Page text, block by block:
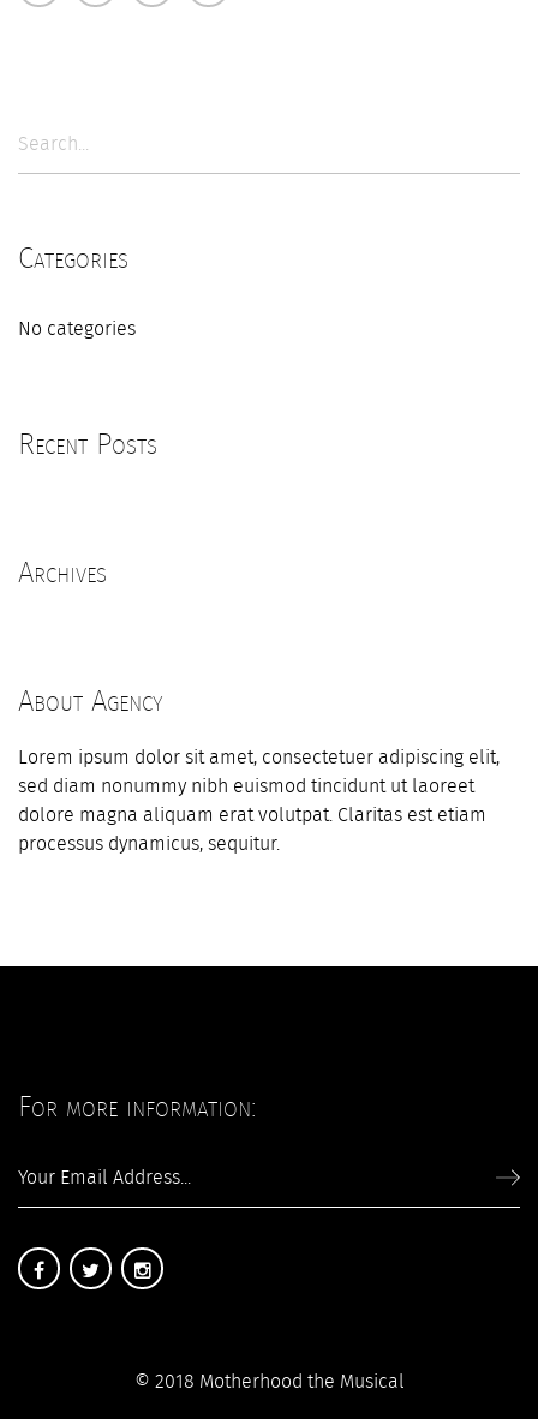
Categories
No categories
Recent Posts
Archives
About Agency
Lorem ipsum dolor sit amet, consectetuer adipiscing elit,
sed diam nonummy nibh euismod tincidunt ut laoreet
dolore magna aliquam erat volutpat. Claritas est etiam
processus dynamicus, sequitur.
For more information:
© 2018 Motherhood the Musical